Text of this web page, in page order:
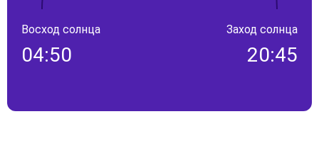
Восход солнца
04:50
Заход солнца
20:45